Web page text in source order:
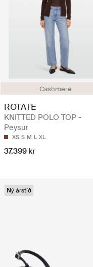
Cashmere
ROTATE
KNITTED POLO TOP -
Peysur
XS S M L XL
37.399 kr
Ný árstíð